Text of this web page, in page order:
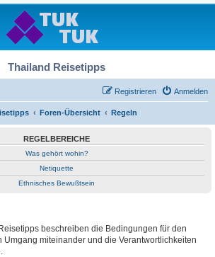
Thailand Reisetipps
Anmelden
Registrieren
Foren-Übersicht Regeln
REGELBEREICHE
Was gehört wohin?
Netiquette
Ethnisches Bewußtsein
beschreiben die Bedingungen für den
Umgang miteinander und die Verantwortlichkeiten